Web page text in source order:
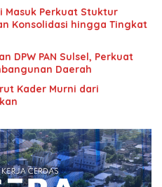
Masuk Perkuat Stuktur
Konsolidasi hingga Tingkat
DPW PAN Sulsel, Perkuat
Daerah
Kader Murni dari